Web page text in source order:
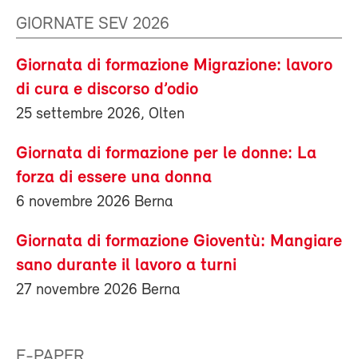
GIORNATE SEV 2026
Giornata di formazione Migrazione: lavoro
di cura e discorso d’odio
25 settembre 2026, Olten
Giornata di formazione per le donne: La
forza di essere una donna
6 novembre 2026 Berna
Giornata di formazione Gioventù: Mangiare
sano durante il lavoro a turni
27 novembre 2026 Berna